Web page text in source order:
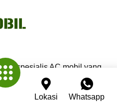
Lokasi Whatsapp
spesialis AC mobil yang
30 tahun. Kami berkomitmen
teknisi profesional,